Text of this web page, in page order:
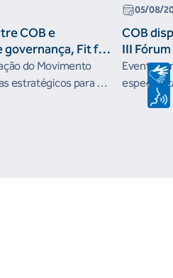
COB e
Fit for
Brasil em
do Movimento
estratégicos para os
05/08/
COB
III
Evento
Janeiro